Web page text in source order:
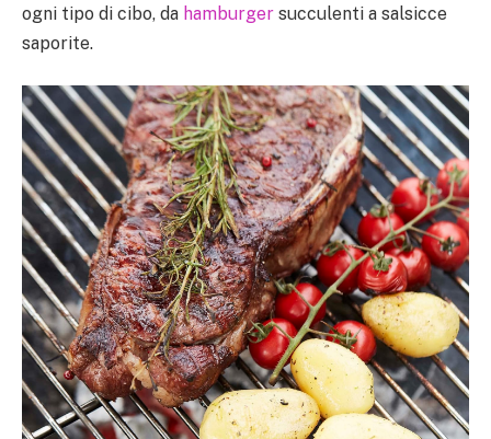
ogni tipo di cibo, da hamburger succulenti a salsicce
saporite.